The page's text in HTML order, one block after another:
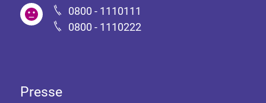
0800 - 1110111
0800 - 1110222
Presse